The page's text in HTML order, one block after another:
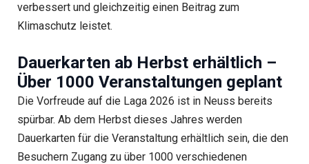
verbessert und gleichzeitig einen Beitrag zum
Klimaschutz leistet.
Dauerkarten ab Herbst erhältlich –
Über 1000 Veranstaltungen geplant
Die Vorfreude auf die Laga 2026 ist in Neuss bereits
spürbar. Ab dem Herbst dieses Jahres werden
Dauerkarten für die Veranstaltung erhältlich sein, die den
Besuchern Zugang zu über 1000 verschiedenen